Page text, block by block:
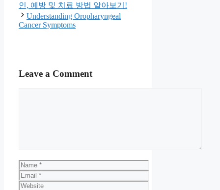
인, 예방 및 치료 방법 알아보기!
Understanding Oropharyngeal
Cancer Symptoms
Leave a Comment
Name
Email
Website